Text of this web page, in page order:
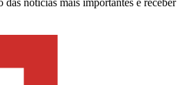
notícias mais importantes e receber